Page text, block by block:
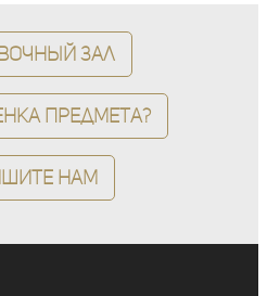
зал
предмета?
нам